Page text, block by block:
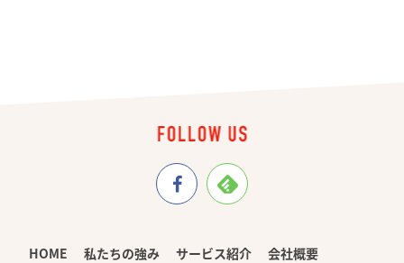
HOME 私たちの強み サービス紹介
会社概要